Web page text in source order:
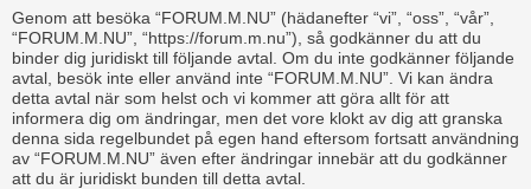
Genom att besöka “FORUM.M.NU” (hädanefter “vi”, “oss”, “vår”,
“FORUM.M.NU”, “https://forum.m.nu”), så godkänner du att du
binder dig juridiskt till följande avtal. Om du inte godkänner följande
avtal, besök inte eller använd inte “FORUM.M.NU”. Vi kan ändra
detta avtal när som helst och vi kommer att göra allt för att
informera dig om ändringar, men det vore klokt av dig att granska
denna sida regelbundet på egen hand eftersom fortsatt användning
av “FORUM.M.NU” även efter ändringar innebär att du godkänner
att du är juridiskt bunden till detta avtal.